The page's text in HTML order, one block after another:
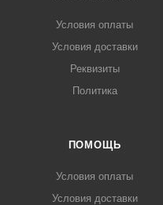
Условия оплаты
Условия доставки
Реквизиты
Политика
ПОМОЩЬ
Условия оплаты
Условия доставки